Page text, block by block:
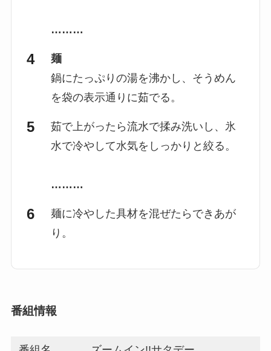
………
麺
鍋にたっぷりの湯を沸かし、そうめん
を袋の表示通りに茹でる。
茹で上がったら流水で揉み洗いし、氷
水で冷やして水気をしっかりと絞る。
………
麺に冷やした具材を混ぜたらできあが
り。
番組情報